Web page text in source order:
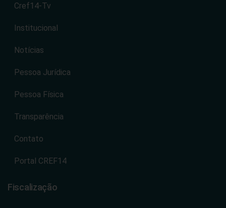
Cref14-Tv
Institucional
Notícias
Pessoa Jurídica
Pessoa Física
Transparência
Contato
Portal CREF14
Fiscalização